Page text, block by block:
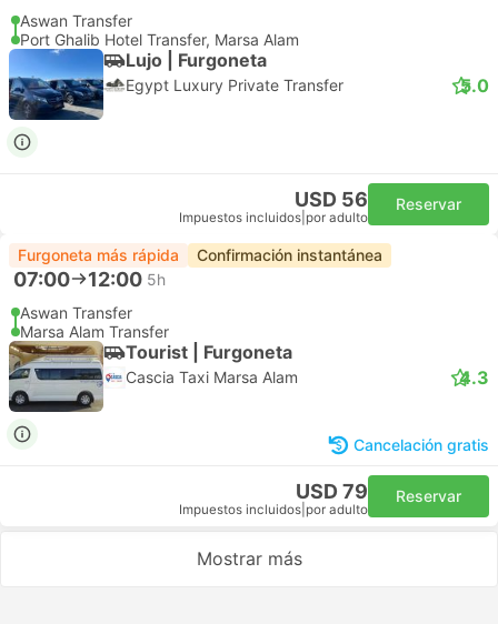
Aswan Transfer
Port Ghalib Hotel Transfer, Marsa Alam
Lujo | Furgoneta
Egypt Luxury Private Transfer 5.0
USD 56
Impuestos incluidos por adulto
Reservar
Furgoneta más rápida Confirmación instantánea
07:00 12:00 5h
Aswan Transfer
Marsa Alam Transfer
Tourist | Furgoneta
Cascia Taxi Marsa Alam 4.3
Cancelación gratis
USD 79
Impuestos incluidos por adulto
Reservar
Mostrar más